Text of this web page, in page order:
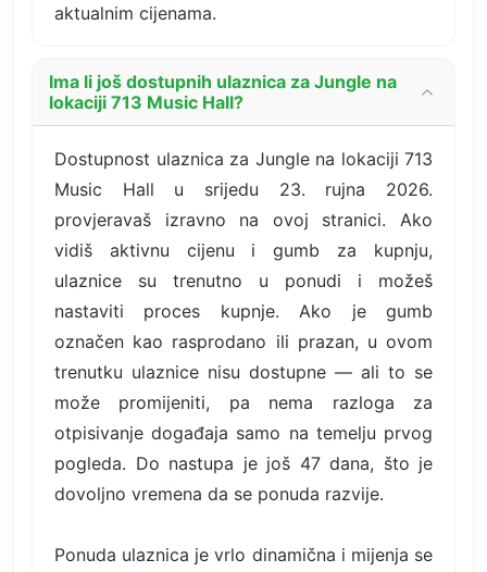
aktualnim cijenama.
Ima li još dostupnih ulaznica za Jungle na
lokaciji 713 Music Hall?
Dostupnost ulaznica za Jungle na lokaciji 713
Music Hall u srijedu 23. rujna 2026.
provjeravaš izravno na ovoj stranici. Ako
vidiš aktivnu cijenu i gumb za kupnju,
ulaznice su trenutno u ponudi i možeš
nastaviti proces kupnje. Ako je gumb
označen kao rasprodano ili prazan, u ovom
trenutku ulaznice nisu dostupne — ali to se
može promijeniti, pa nema razloga za
otpisivanje događaja samo na temelju prvog
pogleda. Do nastupa je još 47 dana, što je
dovoljno vremena da se ponuda razvije.
Ponuda ulaznica je vrlo dinamična i mijenja se